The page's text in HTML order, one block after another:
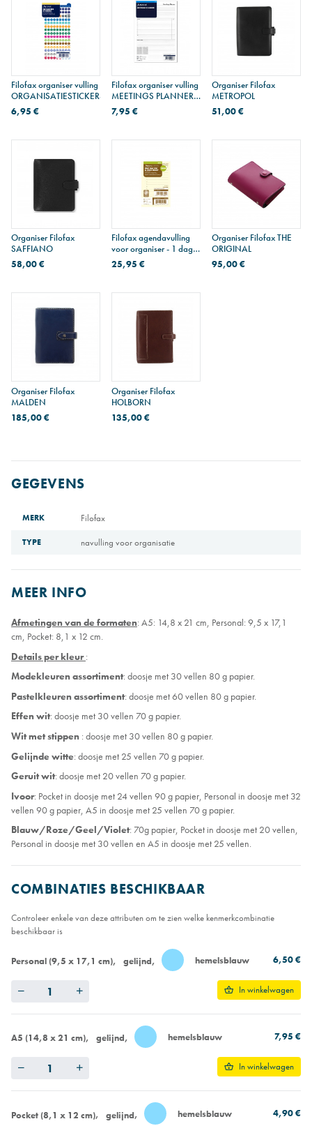
Filofax organiser vulling
ORGANISATIESTICKERS
6,95 €
Filofax organiser vulling
MEETINGS PLANNER -
A5
7,95 €
Organiser Filofax
METROPOL
51,00 €
Organiser Filofax
SAFFIANO
58,00 €
Filofax agendavulling
voor organiser - 1 dag
per pagina
25,95 €
Organiser Filofax THE
ORIGINAL
95,00 €
Organiser Filofax
MALDEN
185,00 €
Organiser Filofax
HOLBORN
135,00 €
GEGEVENS
MERK Filofax
TYPE navulling voor organisatie
MEER INFO
Afmetingen van de formaten: A5: 14,8 x 21 cm, Personal: 9,5 x 17,1
cm, Pocket: 8,1 x 12 cm.
Details per kleur :
Modekleuren assortiment: doosje met 30 vellen 80 g papier.
Pastelkleuren assortiment: doosje met 60 vellen 80 g papier.
Effen wit: doosje met 30 vellen 70 g papier.
Wit met stippen : doosje met 30 vellen 80 g papier.
Gelijnde witte: doosje met 25 vellen 70 g papier.
Geruit wit: doosje met 20 vellen 70 g papier.
Ivoor: Pocket in doosje met 24 vellen 90 g papier, Personal in doosje met 32
vellen 90 g papier, A5 in doosje met 25 vellen 70 g papier.
Blauw/Roze/Geel/Violet: 70g papier, Pocket in doosje met 20 vellen,
Personal in doosje met 30 vellen en A5 in doosje met 25 vellen.
COMBINATIES BESCHIKBAAR
Controleer enkele van deze attributen om te zien welke kenmerkcombinatie
beschikbaar is
Personal (9,5 x 17,1 cm) gelijnd hemelsblauw 6,50 €
In winkelwagen
A5 (14,8 x 21 cm) gelijnd hemelsblauw 7,95 €
In winkelwagen
Pocket (8,1 x 12 cm) gelijnd hemelsblauw 4,90 €